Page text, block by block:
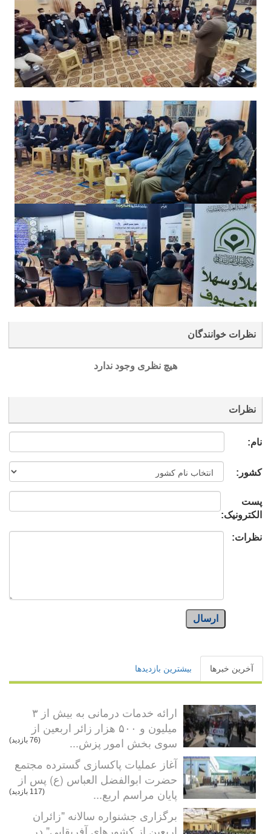
نظرات خوانندگان
هیچ نظری وجود ندارد
نظرات
نام:
کشور:
پست
الکترونیک:
نظرات:
ارسال
آخرین خبرها بیشترین بازدیدها
ارائه خدمات درمانی به بیش از ۳
میلیون و ۵۰۰ هزار زائر اربعین از
سوی بخش امور پزش...
(76 بازدید)
آغاز عملیات پاکسازی گسترده مجتمع
حضرت ابوالفضل العباس (ع) پس از
پایان مراسم اربع...
(117 بازدید)
برگزاری جشنواره سالانه "زائران
اربعین از کشورهای آفریقایی" در